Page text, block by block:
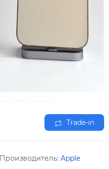
Trade-in
Производитель: Apple